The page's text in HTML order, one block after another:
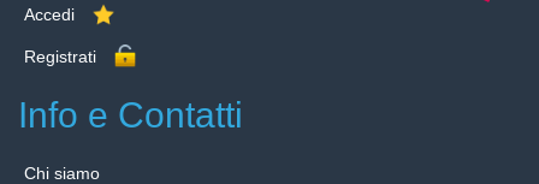
Accedi
Registrati
Info e Contatti
Chi siamo